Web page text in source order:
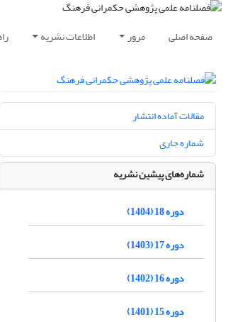
صفحه اصلی مرور اطلاعات نشریه
مقالات آماده انتشار
شماره جاری
شماره‌های پیشین نشریه
دوره 18 (1404)
دوره 17 (1403)
دوره 16 (1402)
دوره 15 (1401)